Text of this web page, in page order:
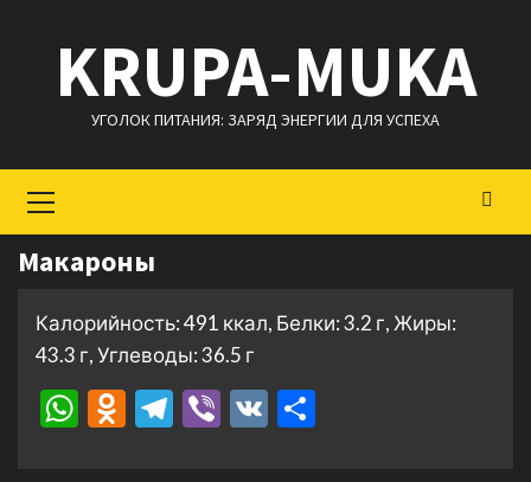
содержимому
KRUPA-MUKA
УГОЛОК ПИТАНИЯ: ЗАРЯД ЭНЕРГИИ ДЛЯ УСПЕХА
меню
Макароны
Калорийность: 491 ккал, Белки: 3.2 г, Жиры:
43.3 г, Углеводы: 36.5 г
WhatsApp
Odnoklassniki
Telegram
Viber
VK